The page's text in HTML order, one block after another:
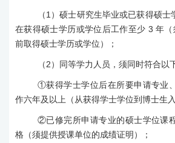
（1）硕士研究生毕业或已获得硕士
在获得硕士学历或学位后工作至少 3年（
前取得硕士学历或学位）；
（2）同等学力人员，须同时符合以
①获得学士学位后在所要申请专业
作六年及以上（从获得学士学位到博士生
②已修完所申请专业的硕士学位课
格（须提供授课单位的成绩证明）；